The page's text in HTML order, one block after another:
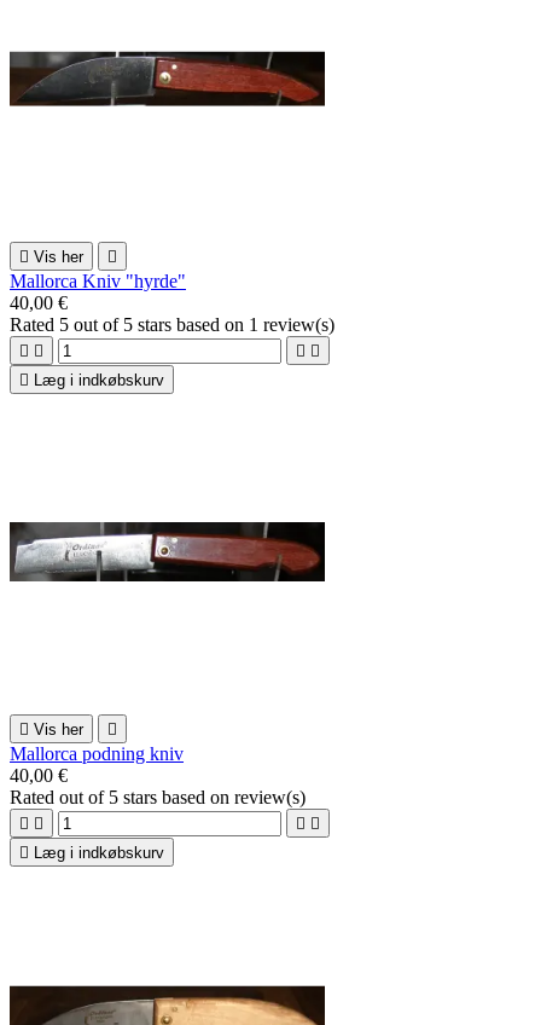
 Vis her 
Mallorca Kniv "hyrde"
40,00 €
Rated 5 out of 5 stars based on 1 review(s)
   
 Læg i indkøbskurv
 Vis her 
Mallorca podning kniv
40,00 €
Rated out of 5 stars based on review(s)
   
 Læg i indkøbskurv